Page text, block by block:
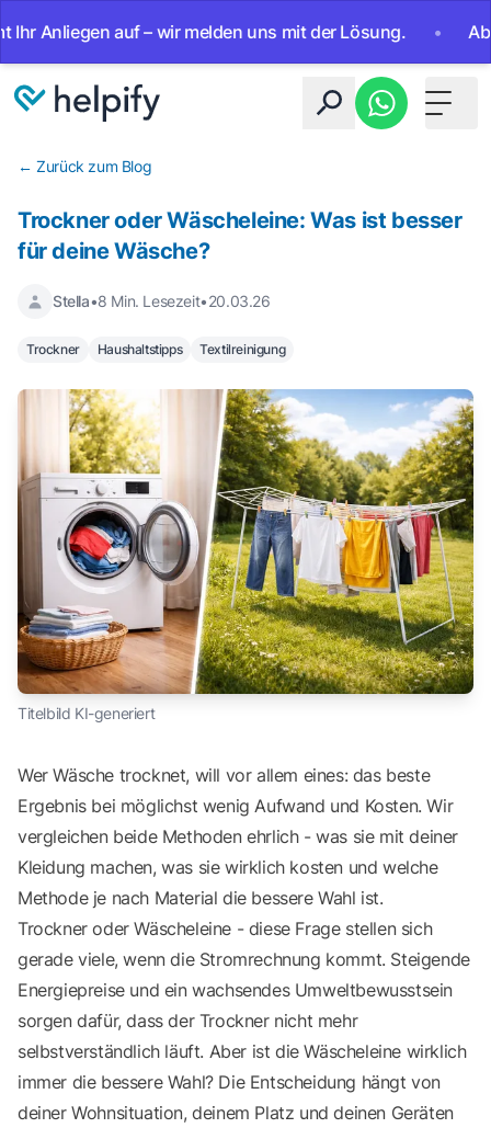
auf – wir melden uns mit der Lösung. • Ab sofort
Toggle
← Zurück zum Blog
Trockner oder Wäscheleine: Was ist besser
für deine Wäsche?
Stella•8 Min. Lesezeit•20.03.26
Trockner Haushaltstipps Textilreinigung
Titelbild KI-generiert
Wer Wäsche trocknet, will vor allem eines: das beste
Ergebnis bei möglichst wenig Aufwand und Kosten. Wir
vergleichen beide Methoden ehrlich - was sie mit deiner
Kleidung machen, was sie wirklich kosten und welche
Methode je nach Material die bessere Wahl ist.
Trockner oder Wäscheleine - diese Frage stellen sich
gerade viele, wenn die Stromrechnung kommt. Steigende
Energiepreise und ein wachsendes Umweltbewusstsein
sorgen dafür, dass der Trockner nicht mehr
selbstverständlich läuft. Aber ist die Wäscheleine wirklich
immer die bessere Wahl? Die Entscheidung hängt von
deiner Wohnsituation, deinem Platz und deinen Geräten